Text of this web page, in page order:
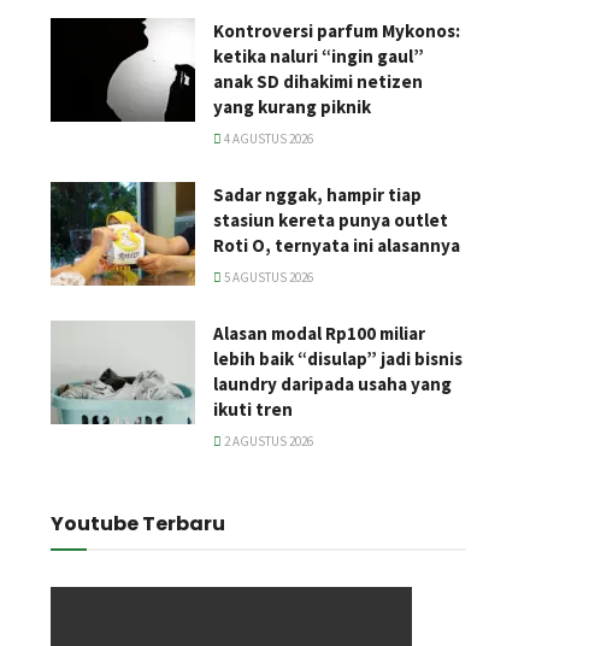
Kontroversi parfum Mykonos:
ketika naluri “ingin gaul”
anak SD dihakimi netizen
yang kurang piknik
4 AGUSTUS 2026
Sadar nggak, hampir tiap
stasiun kereta punya outlet
Roti O, ternyata ini alasannya
5 AGUSTUS 2026
Alasan modal Rp100 miliar
lebih baik “disulap” jadi bisnis
laundry daripada usaha yang
ikuti tren
2 AGUSTUS 2026
Youtube Terbaru